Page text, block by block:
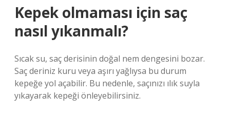
Kepek olmaması için saç
nasıl yıkanmalı?
Sıcak su, saç derisinin doğal nem dengesini bozar.
Saç deriniz kuru veya aşırı yağlıysa bu durum
kepeğe yol açabilir. Bu nedenle, saçınızı ılık suyla
yıkayarak kepeği önleyebilirsiniz.